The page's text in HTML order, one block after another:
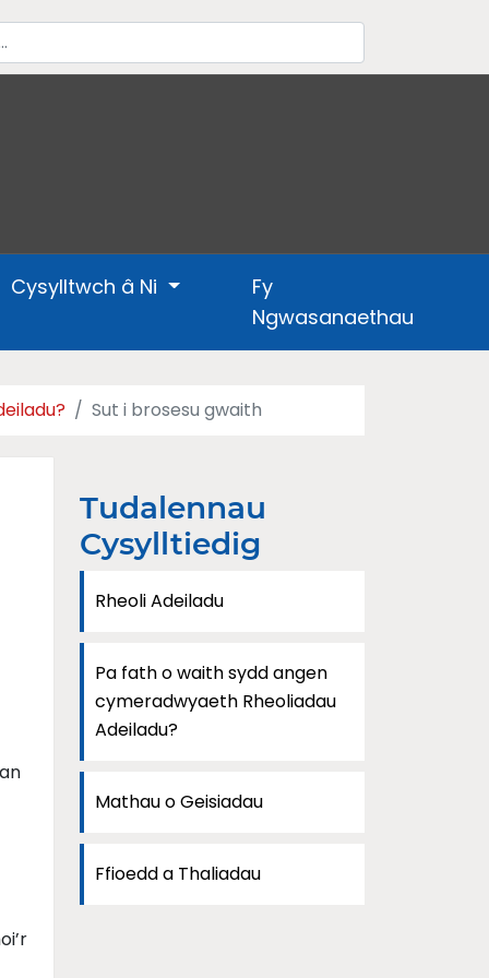
Cysylltwch â Ni
Fy
Ngwasanaethau
Sut i brosesu gwaith
Tudalennau
Cysylltiedig
Rheoli Adeiladu
Pa fath o waith sydd angen
cymeradwyaeth Rheoliadau
Adeiladu?
Mathau o Geisiadau
Ffioedd a Thaliadau